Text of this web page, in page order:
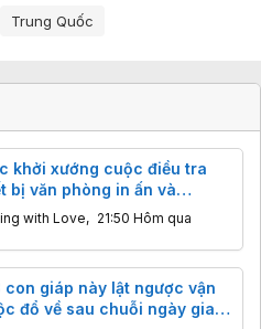
Trung Quốc
khởi xướng cuộc điều tra
bị văn phòng in ấn và
khẩu
with Love, 21:50 Hôm qua
con giáp này lật ngược vận
đổ về sau chuỗi ngày gian